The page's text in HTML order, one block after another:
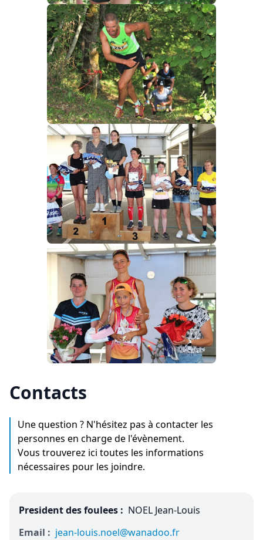
Contacts
Une question ? N'hésitez pas à contacter les
personnes en charge de l'évènement.
Vous trouverez ici toutes les informations
nécessaires pour les joindre.
President des foulees : NOEL Jean-Louis
Email : jean-louis.noel@wanadoo.fr